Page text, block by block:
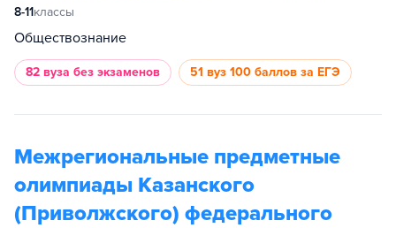
8-11классы
Обществознание
82 вуза без экзаменов 51 вуз 100 баллов за ЕГЭ
Межрегиональные предметные
олимпиады Казанского
(Приволжского) федерального